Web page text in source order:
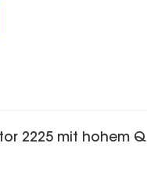
2225 mit hohem Q